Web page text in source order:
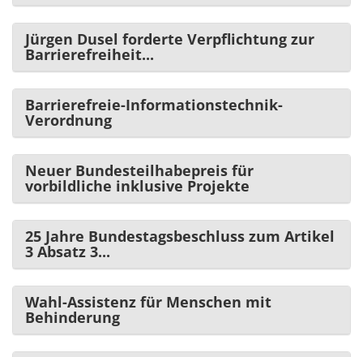
Jürgen Dusel forderte Verpflichtung zur
Barrierefreiheit...
Barrierefreie-Informationstechnik-
Verordnung
Neuer Bundesteilhabepreis für
vorbildliche inklusive Projekte
25 Jahre Bundestagsbeschluss zum Artikel
3 Absatz 3...
Wahl-Assistenz für Menschen mit
Behinderung